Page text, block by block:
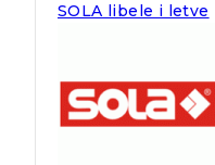
SOLA libele i letve